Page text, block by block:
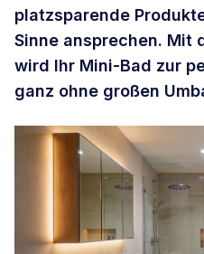
platzsparende
Sinne ansprechen. Mit
wird Ihr Mini-Bad zur
ganz ohne großen